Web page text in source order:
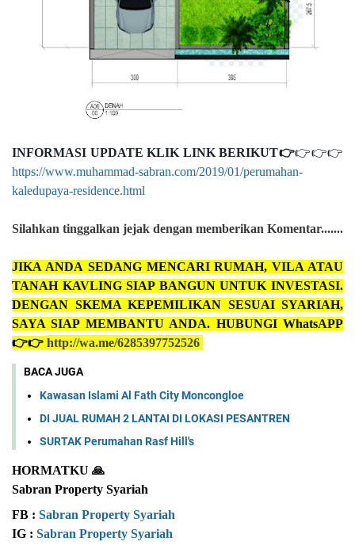
INFORMASI UPDATE KLIK LINK BERIKUT👉👉👉👉
https://www.muhammad-sabran.com/2019/01/perumahan-
kaledupaya-residence.html
Silahkan tinggalkan jejak dengan memberikan Komentar.......
JIKA ANDA SEDANG MENCARI RUMAH, VILA ATAU
TANAH KAVLING SIAP BANGUN UNTUK INVESTASI.
DENGAN SKEMA KEPEMILIKAN SESUAI SYARIAH,
SAYA SIAP MEMBANTU ANDA. HUBUNGI WhatsAPP
👉👉 http://wa.me/6285397752526
BACA JUGA
Kawasan Islami Al Fath City Moncongloe
DI JUAL RUMAH 2 LANTAI DI LOKASI PESANTREN
SURTAK Perumahan Rasf Hill's
HORMATKU 🙏
Sabran Property Syariah
FB : Sabran Property Syariah
IG : Sabran Property Syariah